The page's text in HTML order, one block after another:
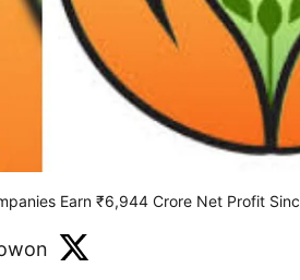
Earn ₹6,944 Crore Net Profit